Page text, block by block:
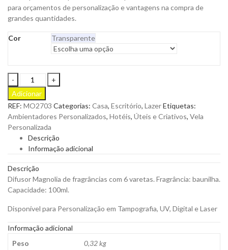
para orçamentos de personalização e vantagens na compra de
grandes quantidades.
Cor Transparente
Difusor
Magnolia
com
Fragrância
de
Baunilha
para
Personalizar
Adicionar
REF: MO2703 Categorias: Casa, Escritório, LazerEtiquetas:
Ambientadores Personalizados, Hotéis, Úteis e Criativos, Vela
Personalizada
Descrição
Informação adicional
Descrição
Difusor Magnolia de fragrâncias com 6 varetas. Fragrância: baunilha.
Capacidade: 100ml.
Disponível para Personalização em Tampografia, UV, Digital e Laser
Informação adicional
Peso
0,32 kg